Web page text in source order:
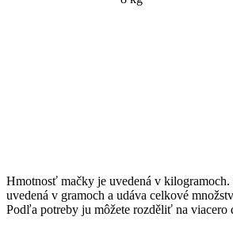
Hmotnosť mačky je uvedená v kilogramoch.
uvedená v gramoch a udáva celkové
Podľa potreby ju môžete rozděliť na viacero